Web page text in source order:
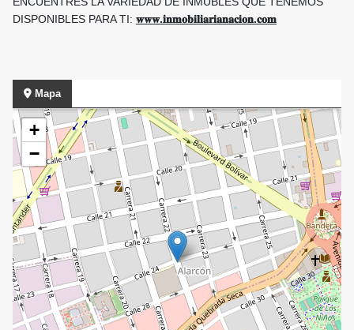
DISPONIBLES PARA TI: 𝐰𝐰𝐰.𝐢𝐧𝐦𝐨𝐛𝐢𝐥𝐢𝐚𝐫𝐢𝐚𝐧𝐚𝐜𝐢𝐨𝐧.𝐜𝐨𝐦
Mapa
+
−